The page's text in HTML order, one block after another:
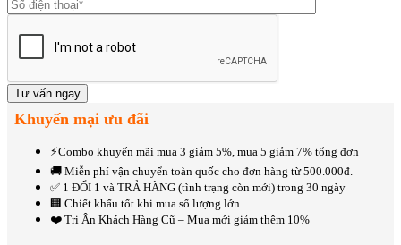
Khuyến mại ưu đãi
⚡️Combo khuyến mãi mua 3 giảm 5%, mua 5 giảm 7% tổng đơn
🚚 Miễn phí vận chuyển toàn quốc cho đơn hàng từ 500.000đ.
✅ 1 ĐỔI 1 và TRẢ HÀNG (tình trạng còn mới) trong 30 ngày
🏢 Chiết khấu tốt khi mua số lượng lớn
❤️ Tri Ân Khách Hàng Cũ – Mua mới giảm thêm 10%